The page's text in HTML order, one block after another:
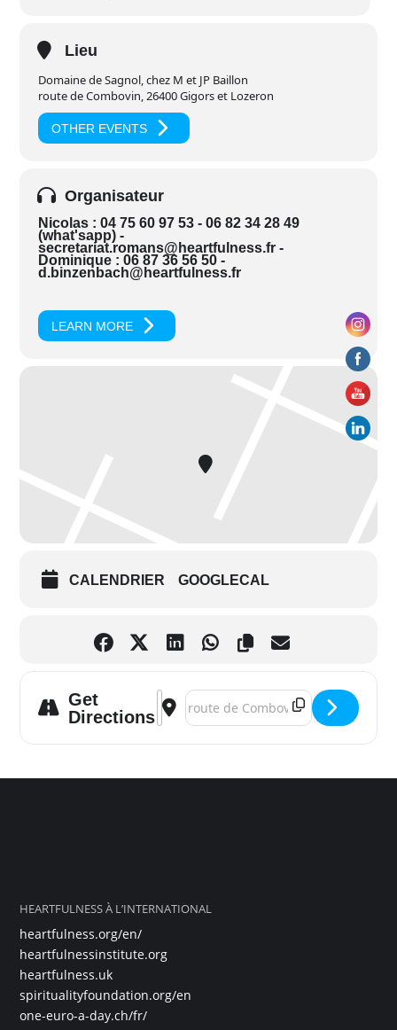
Lieu
Domaine de Sagnol, chez M et JP Baillon
route de Combovin, 26400 Gigors et Lozeron
OTHER EVENTS
Organisateur
Nicolas : 04 75 60 97 53 - 06 82 34 28 49
(what'sapp) -
secretariat.romans@heartfulness.fr -
Dominique : 06 87 36 56 50 -
d.binzenbach@heartfulness.fr
LEARN MORE
CALENDRIER GOOGLECAL
Get
Directions
Address - SAGNOL (26) – WEEK-END
Destination Address - SAGNOL (26)
HEARTFULNESS À L’INTERNATIONAL
heartfulness.org/en/
heartfulnessinstitute.org
heartfulness.uk
spiritualityfoundation.org/en
one-euro-a-day.ch/fr/